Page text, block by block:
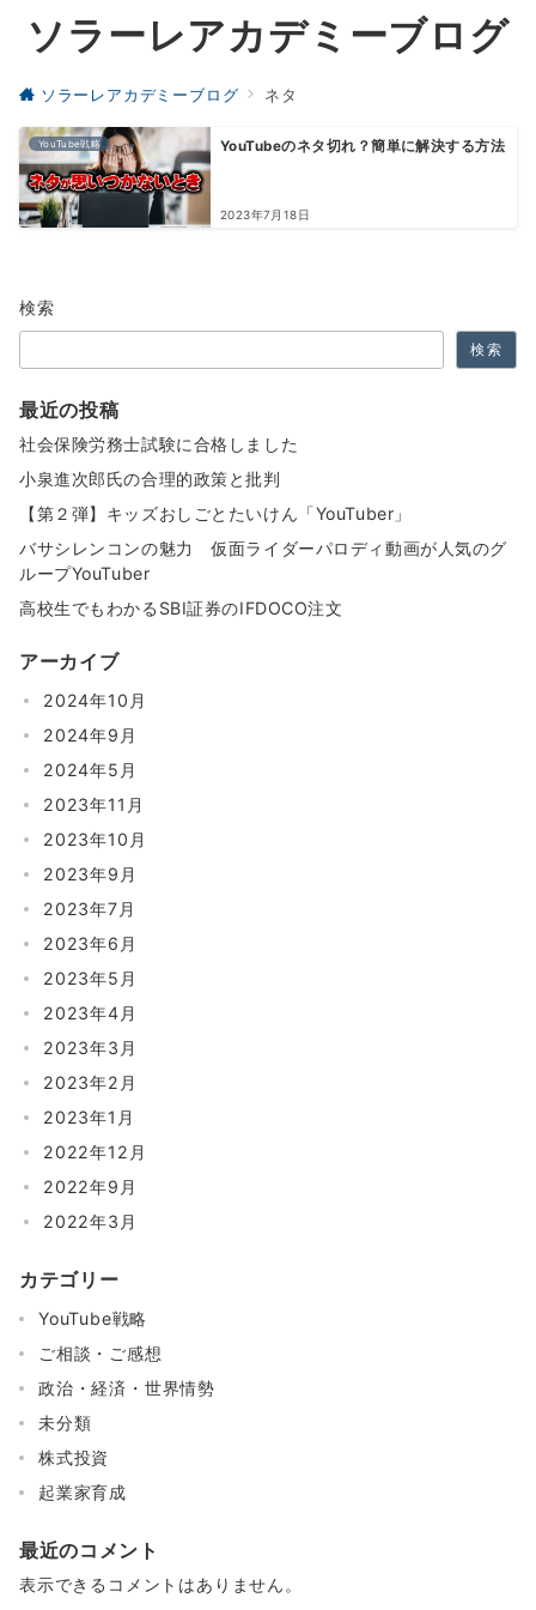
ソラーレアカデミーブログ
ソラーレアカデミーブログ ネタ
YouTube戦略 YouTubeのネタ切れ？簡単に解決する方法
2023年7月18日
検索
検索
最近の投稿
社会保険労務士試験に合格しました
小泉進次郎氏の合理的政策と批判
【第２弾】キッズおしごとたいけん「YouTuber」
バサシレンコンの魅力 仮面ライダーパロディ動画が人気のグ
ループYouTuber
高校生でもわかるSBI証券のIFDOCO注文
アーカイブ
2024年10月
2024年9月
2024年5月
2023年11月
2023年10月
2023年9月
2023年7月
2023年6月
2023年5月
2023年4月
2023年3月
2023年2月
2023年1月
2022年12月
2022年9月
2022年3月
カテゴリー
YouTube戦略
ご相談・ご感想
政治・経済・世界情勢
未分類
株式投資
起業家育成
最近のコメント
表示できるコメントはありません。